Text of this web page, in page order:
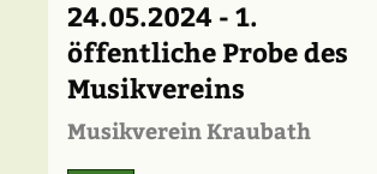
24.05.2024 - 1.
öffentliche Probe des
Musikvereins
Musikverein Kraubath